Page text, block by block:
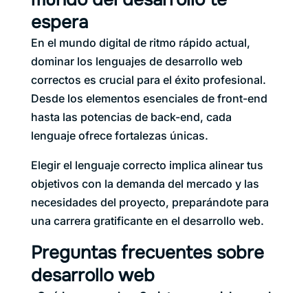
espera
En el mundo digital de ritmo rápido actual,
dominar los lenguajes de desarrollo web
correctos es crucial para el éxito profesional.
Desde los elementos esenciales de front-end
hasta las potencias de back-end, cada
lenguaje ofrece fortalezas únicas.
Elegir el lenguaje correcto implica alinear tus
objetivos con la demanda del mercado y las
necesidades del proyecto, preparándote para
una carrera gratificante en el desarrollo web.
Preguntas frecuentes sobre
desarrollo web